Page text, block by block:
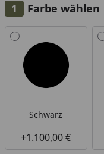
Farbe wählen
Alle anzeigen (3)
Schwarz
+1.100,00 €